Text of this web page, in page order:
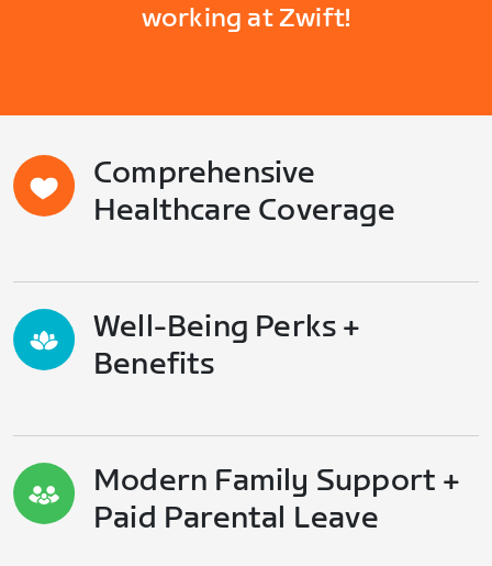
working at Zwift!
Comprehensive
Healthcare Coverage
Well-Being Perks +
Benefits
Modern Family Support +
Paid Parental Leave